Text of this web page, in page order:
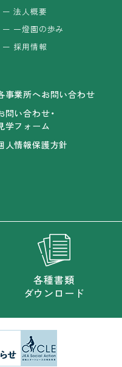
法人概要
一燈園の歩み
採用情報
事業所へお問い合わせ
問い合わせ・
学フォーム
人情報保護方針
各種書類
ダウンロード